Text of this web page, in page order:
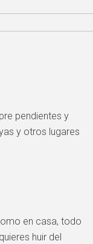
pendientes y
y otros lugares
en casa, todo
huir del